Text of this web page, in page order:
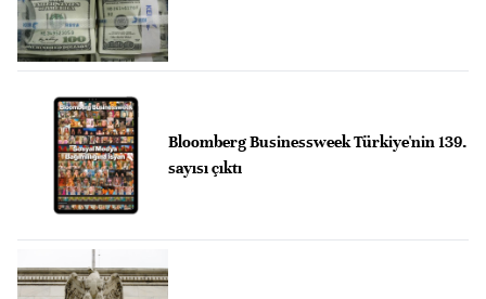
Bloomberg Businessweek Türkiye'nin 139.
sayısı çıktı